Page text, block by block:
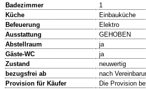
Badezimmer
1
Küche
Einbauküche
Befeuerung
Elektro
Ausstattung
GEHOBEN
Abstellraum
ja
Gäste-WC
ja
Zustand
neuwertig
bezugsfrei ab
nach
Provision für Käufer
Die Provision